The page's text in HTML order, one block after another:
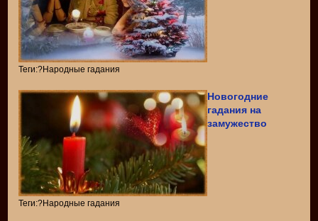
Теги:?Народные гадания
Новогодние
гадания на
замужество
Теги:?Народные гадания